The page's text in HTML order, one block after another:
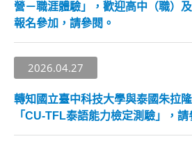
營－職涯體驗」，歡迎高中（職）
報名參加，請參閱。
2026.04.27
轉知國立臺中科技大學與泰國朱拉
「CU-TFL泰語能力檢定測驗」，請